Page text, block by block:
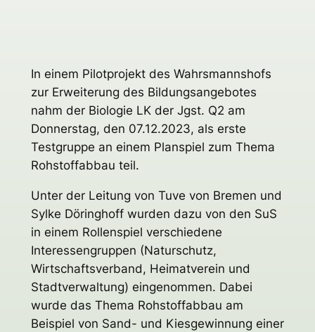
In einem Pilotprojekt des Wahrsmannshofs
zur Erweiterung des Bildungsangebotes
nahm der Biologie LK der Jgst. Q2 am
Donnerstag, den 07.12.2023, als erste
Testgruppe an einem Planspiel zum Thema
Rohstoffabbau teil.
Unter der Leitung von Tuve von Bremen und
Sylke Döringhoff wurden dazu von den SuS
in einem Rollenspiel verschiedene
Interessengruppen (Naturschutz,
Wirtschaftsverband, Heimatverein und
Stadtverwaltung) eingenommen. Dabei
wurde das Thema Rohstoffabbau am
Beispiel von Sand- und Kiesgewinnung einer